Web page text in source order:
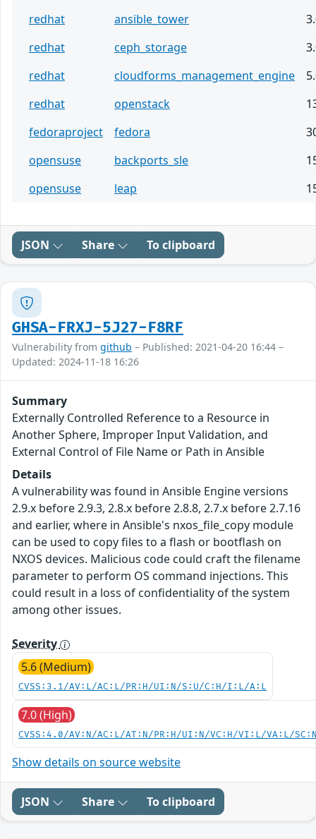
redhat
ansible_tower
redhat
ceph_storage
redhat
cloudforms_management_engine
redhat
openstack
fedoraproject
fedora
opensuse
backports_sle
opensuse
leap
JSON Share To clipboard
GHSA-FRXJ-5J27-F8RF
Vulnerability from github – Published: 2021-04-20 16:44 –
Updated: 2024-11-18 16:26
Summary
Externally Controlled Reference to a Resource in
Another Sphere, Improper Input Validation, and
External Control of File Name or Path in Ansible
Details
A vulnerability was found in Ansible Engine versions
2.9.x before 2.9.3, 2.8.x before 2.8.8, 2.7.x before 2.7.16
and earlier, where in Ansible's nxos_file_copy module
can be used to copy files to a flash or bootflash on
NXOS devices. Malicious code could craft the filename
parameter to perform OS command injections. This
could result in a loss of confidentiality of the system
among other issues.
Severity
5.6 (Medium)
CVSS:3.1/AV:L/AC:L/PR:H/UI:N/S:U/C:H/I:L/A:L
7.0 (High)
CVSS:4.0/AV:N/AC:L/AT:N/PR:H/UI:N/VC:H/VI:L/VA:L/
Show details on source website
JSON Share To clipboard